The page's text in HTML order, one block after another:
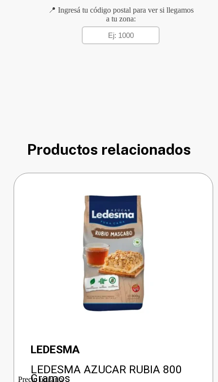
📍 Ingresá tu código postal para ver si llegamos
a tu zona:
Productos relacionados
LEDESMA
LEDESMA AZUCAR RUBIA 800
Gramos
Precio unitario